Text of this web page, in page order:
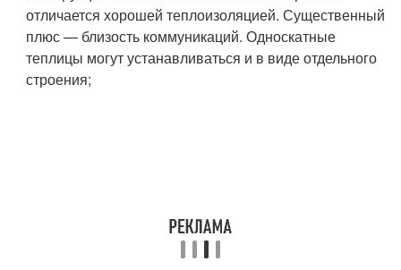
отличается хорошей теплоизоляцией. Существенный
плюс — близость коммуникаций. Односкатные
теплицы могут устанавливаться и в виде отдельного
строения;